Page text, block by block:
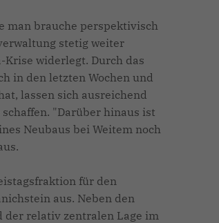
man brauche perspektivisch
stetig weiter
Krise widerlegt. Durch das
in den letzten Wochen und
lassen sich ausreichend
"Darüber hinaus ist
Neubaus bei Weitem noch
für den
aus. Neben den
der relativ zentralen Lage im